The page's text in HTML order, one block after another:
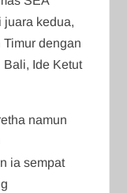
juara kedua,
dengan
Ide Ketut
namun
ia sempat